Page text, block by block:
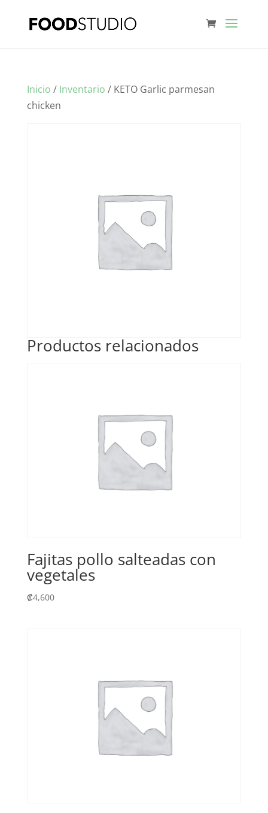
Inicio / Inventario / KETO Garlic parmesan
chicken
Productos relacionados
Fajitas pollo salteadas con
vegetales
₡4,600